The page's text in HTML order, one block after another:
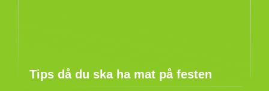
Tips då du ska ha mat på festen